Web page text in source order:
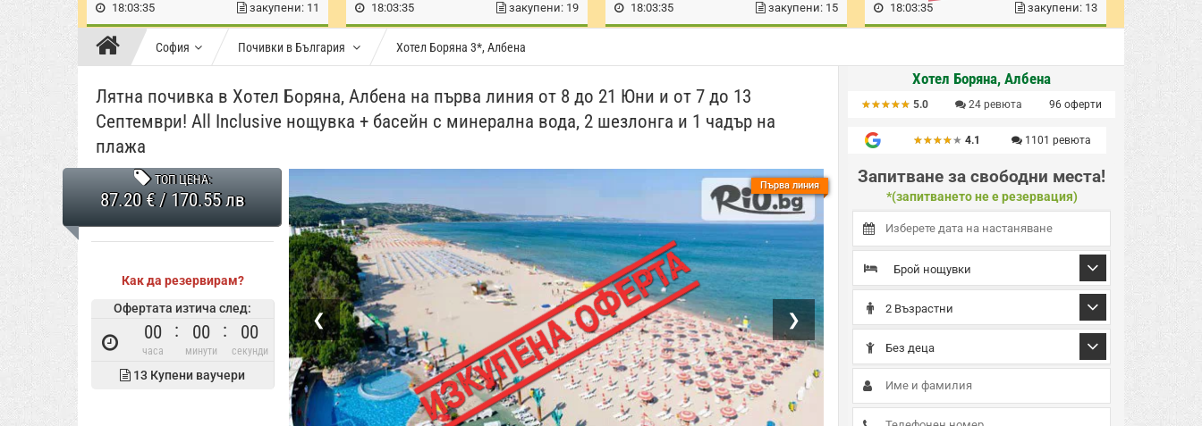
18:03:34 закупени: 11 18:03:34 закупени: 19 18:03:34 закупени: 15 18:03:34 закупени: 13
София Почивки в България Хотел Боряна 3*, Албена
Лятна почивка в Хотел Боряна, Албена на първа линия от 8 до 21 Юни и от 7 до 13
Септември! All Inclusive нощувка + басейн с минерална вода, 2 шезлонга и 1 чадър на
плажа
Първа линия
❮ ❯
ТОП ЦЕНА:
87.20 € / 170.55 лв
Как да резервирам?
Офертата изтича след:
00
часа
00
минути
00
секунди
13 Купени ваучери
Хотел Боряна, Албена
★★★★★
★★★★★ 5.0 24 ревюта 96 оферти
★★★★★
★★★★★ 4.1 1101 ревюта
Запитване за свободни места!
*(запитването не е резервация)